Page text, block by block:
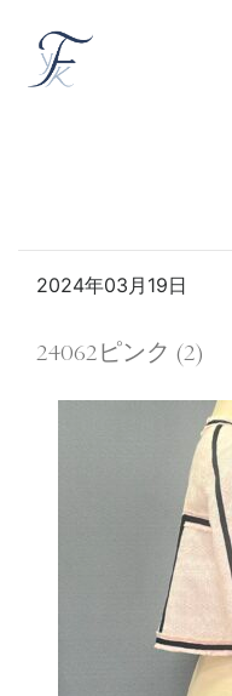
2024年03月19日
24062ピンク (2)